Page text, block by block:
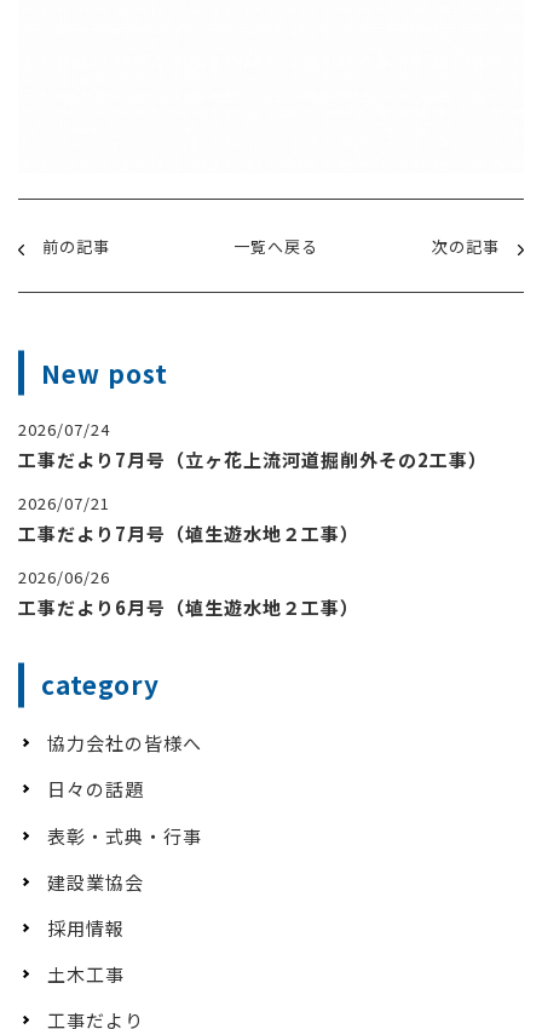
前の記事 一覧へ戻る 次の記事
New post
2026/07/24
工事だより7月号（立ヶ花上流河道掘削外その2工事）
2026/07/21
工事だより7月号（埴生遊水地２工事）
2026/06/26
工事だより6月号（埴生遊水地２工事）
category
協力会社の皆様へ
日々の話題
表彰・式典・行事
建設業協会
採用情報
土木工事
工事だより